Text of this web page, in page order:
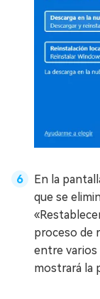
En la
que se
proceso de
entre varios
mostrará la